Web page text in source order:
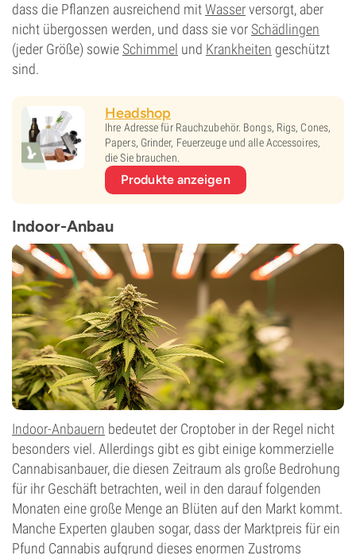
dass die Pflanzen ausreichend mitWasserversorgt, aber
nicht übergossen werden, und dass sie vor Schädlingen
(jeder Größe) sowie Schimmel und Krankheiten geschützt
sind.
Headshop
Ihre Adresse für Rauchzubehör. Bongs, Rigs, Cones,
Papers, Grinder, Feuerzeuge und alle Accessoires,
die Sie brauchen.
Produkte anzeigen
Indoor-Anbau
Indoor-Anbauern bedeutet der Croptober in der Regel nicht
besonders viel. Allerdings gibt es gibt einige kommerzielle
Cannabisanbauer, die diesen Zeitraum als große Bedrohung
für ihr Geschäft betrachten, weil in den darauf folgenden
Monaten eine große Menge an Blüten auf den Markt kommt.
Manche Experten glauben sogar, dass der Marktpreis für ein
Pfund Cannabis aufgrund dieses enormen Zustroms